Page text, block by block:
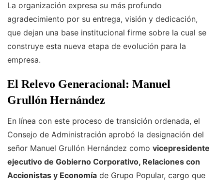
La organización expresa su más profundo
agradecimiento por su entrega, visión y dedicación,
que dejan una base institucional firme sobre la cual se
construye esta nueva etapa de evolución para la
empresa.
El Relevo Generacional: Manuel
Grullón Hernández
En línea con este proceso de transición ordenada, el
Consejo de Administración aprobó la designación del
señor Manuel Grullón Hernández como vicepresidente
ejecutivo de Gobierno Corporativo, Relaciones con
Accionistas y Economía de Grupo Popular, cargo que